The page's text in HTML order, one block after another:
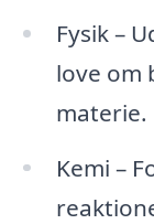
Fysik –
love om
materie.
Kemi –